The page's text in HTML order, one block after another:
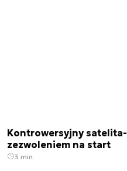
Kontrowersyjny
zezwoleniem na start
3 min.